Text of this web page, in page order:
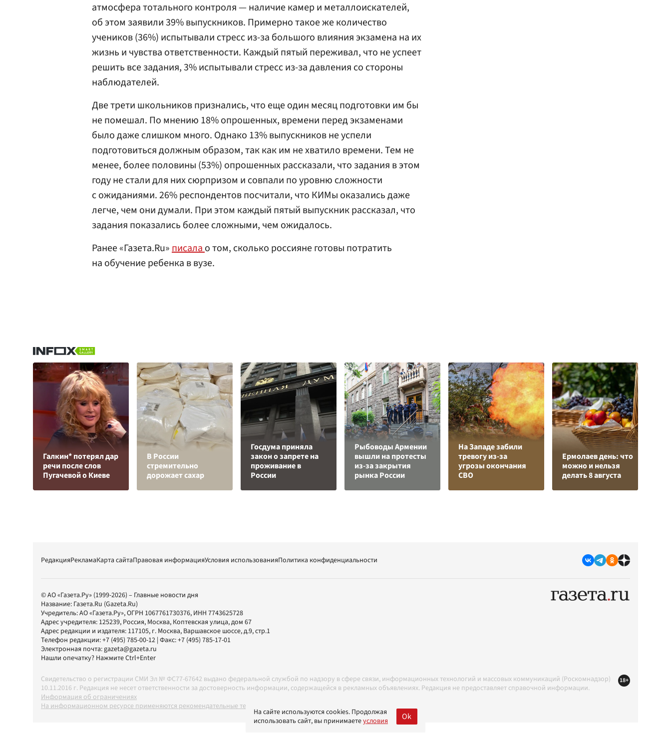
атмосфера тотального контроля — наличие камер и металлоискателей,
об этом заявили 39% выпускников. Примерно такое же количество
учеников (36%) испытывали стресс из-за большого влияния экзамена на их
жизнь и чувства ответственности. Каждый пятый переживал, что не успеет
решить все задания, 3% испытывали стресс из-за давления со стороны
наблюдателей.
Две трети школьников признались, что еще один месяц подготовки им бы
не помешал. По мнению 18% опрошенных, времени перед экзаменами
было даже слишком много. Однако 13% выпускников не успели
подготовиться должным образом, так как им не хватило времени. Тем не
менее, более половины (53%) опрошенных рассказали, что задания в этом
году не стали для них сюрпризом и совпали по уровню сложности
с ожиданиями. 26% респондентов посчитали, что КИМы оказались даже
легче, чем они думали. При этом каждый пятый выпускник рассказал, что
задания показались более сложными, чем ожидалось.
Ранее «Газета.Ru»писалао том, сколько россияне готовы потратить
на обучение ребенка в вузе.
Галкин* потерял дар
речи после слов
Пугачевой о Киеве
В России
стремительно
дорожает сахар
Госдума приняла
закон о запрете на
проживание в
России
Рыбоводы Армении
вышли на протесты
из-за закрытия
рынка России
На Западе забили
тревогу из-за
угрозы окончания
СВО
Ермолаев день: что
можно и нельзя
делать 8 августа
РедакцияРекламаКарта сайтаПравовая информацияУсловия использованияПолитика конфиденциальности
© АО «Газета.Ру» (1999-2026) – Главные новости дня
Название: Газета.Ru (Gazeta.Ru)
Учредитель:АО «Газета.Ру», ОГРН 1067761730376, ИНН 7743625728
Адрес учредителя: 125239, Россия, Москва, Коптевская улица, дом 67
Адрес редакции и издателя: 117105, г. Москва, Варшавское шоссе, д.9, стр.1
Телефон редакции:+7 (495) 785-00-12 | Факс:+7 (495) 785-17-01
Электронная почта:gazeta@gazeta.ru
Нашли опечатку? Нажмите Ctrl+Enter
Свидетельство о регистрации СМИ Эл № ФС77-67642 выдано федеральной службой по надзору в сфере связи, информационных технологий и массовых коммуникаций (Роскомнадзор)
10.11.2016 г. Редакция не несет ответственности за достоверность информации, содержащейся в рекламных объявлениях. Редакция не предоставляет справочной информации.
Информация об ограничениях
На информационном ресурсе применяются рекомендательные технологии в соответствии с Правилами
18+
На сайте используются cookies. Продолжая
использовать сайт, вы принимаетеусловия Ok